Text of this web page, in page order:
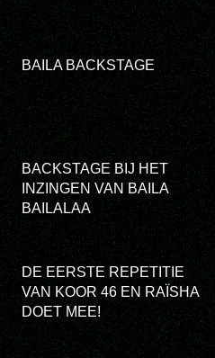
BAILA BACKSTAGE
BACKSTAGE BIJ HET
INZINGEN VAN BAILA
BAILALAA
DE EERSTE REPETITIE
VAN KOOR 46 EN RAÏSHA
DOET MEE!